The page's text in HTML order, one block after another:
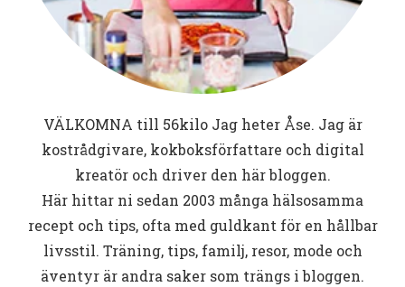
VÄLKOMNA till 56kiloJag heter Åse. Jag är
kostrådgivare, kokboksförfattare och digital
kreatör och driver den här bloggen.
Här hittar ni sedan 2003 många hälsosamma
recept och tips, ofta med guldkant för en hållbar
livsstil. Träning, tips, familj, resor, mode och
äventyr är andra saker som trängs i bloggen.